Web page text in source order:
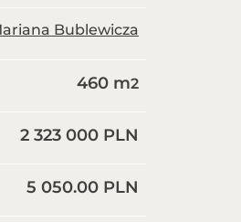
Bublewicza
460 m2
2 323 000 PLN
5 050.00 PLN